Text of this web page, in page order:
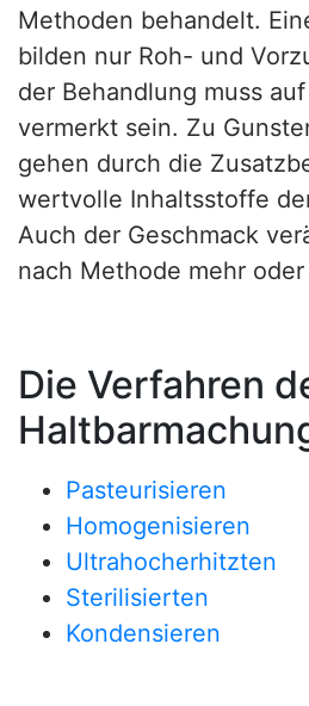
Methoden behandelt.
bilden nur Roh- und
der Behandlung muss
vermerkt sein. Zu
gehen durch die
wertvolle Inhaltsstoffe
Auch der Geschmack
nach Methode mehr
Die Verfahren
Pasteurisieren
Homogenisieren
Ultrahocherhitzten
Sterilisierten
Kondensieren